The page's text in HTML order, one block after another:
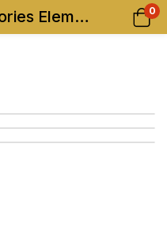
Product Categories Elements 0